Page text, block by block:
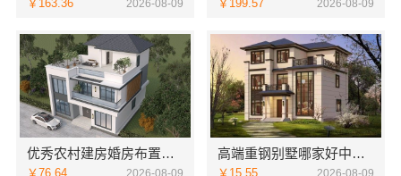
￥163.36 2026-08-09 ￥199.57 2026-08-09
优秀农村建房婚房布置中蓝建投北京建设有限公司四川
￥76.64 2026-08-09
高端重钢别墅哪家好中蓝建投北京建设有限公司四川
￥15.55 2026-08-09